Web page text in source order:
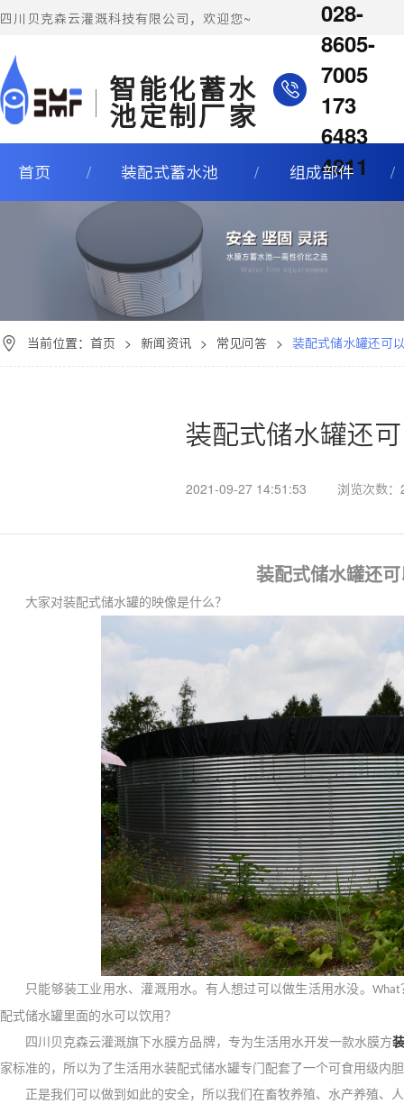
四川贝克森云灌溉科技有限公司，欢迎您~
智能化蓄水
池定制厂家
028-
8605-
7005
173
6483
4811
首页 装配式蓄水池 组成部件
当前位置： 首页 > 新闻资讯 > 常见问答 > 装配式储水罐还可
装配式储水罐还
2021-09-27 14:51:53 浏览次数：
装配式储水罐还
大家对装配式储水罐的映像是什么？
只能够装工业用水、灌溉用水。有人想过可以做生活用水没。 What
配式储水罐里面的水可以饮用？
四川贝克森云灌溉旗下水膜方品牌，专为生活用水开发一款水膜方
家标准的，所以为了生活用水装配式储水罐专门配套了一个可食用级内
正是我们可以做到如此的安全，所以我们在畜牧养殖、水产养殖、